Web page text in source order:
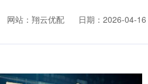
网站：翔云优配
日期：2026-04-16